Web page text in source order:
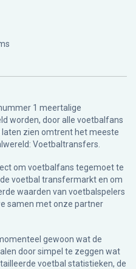
1 meertalige
worden, door alle voetbalfans
zien omtrent het meeste
Voetbaltransfers.
om voetbalfans tegemoet te
voetbal transfermarkt en om
waarden van voetbalspelers
samen met onze partner
gewoon wat de
door simpel te zeggen wat
voetbal statistieken, de